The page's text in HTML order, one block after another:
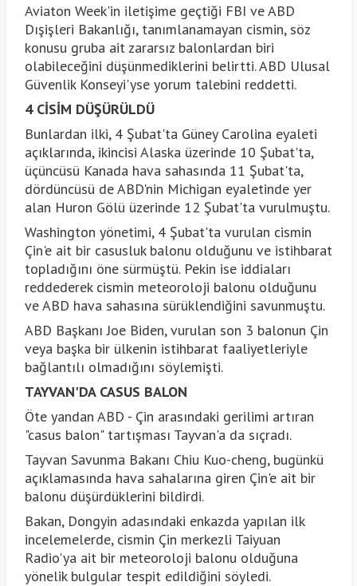
Aviaton Week'in iletişime geçtiği FBI ve ABD
Dışişleri Bakanlığı, tanımlanamayan cismin, söz
konusu gruba ait zararsız balonlardan biri
olabileceğini düşünmediklerini belirtti. ABD Ulusal
Güvenlik Konseyi'yse yorum talebini reddetti.
4 CİSİM DÜŞÜRÜLDÜ
Bunlardan ilki, 4 Şubat'ta Güney Carolina eyaleti
açıklarında, ikincisi Alaska üzerinde 10 Şubat'ta,
üçüncüsü Kanada hava sahasında 11 Şubat'ta,
dördüncüsü de ABD'nin Michigan eyaletinde yer
alan Huron Gölü üzerinde 12 Şubat'ta vurulmuştu.
Washington yönetimi, 4 Şubat'ta vurulan cismin
Çin'e ait bir casusluk balonu olduğunu ve istihbarat
topladığını öne sürmüştü. Pekin ise iddiaları
reddederek cismin meteoroloji balonu olduğunu
ve ABD hava sahasına sürüklendiğini savunmuştu.
ABD Başkanı Joe Biden, vurulan son 3 balonun Çin
veya başka bir ülkenin istihbarat faaliyetleriyle
bağlantılı olmadığını söylemişti.
TAYVAN'DA CASUS BALON
Öte yandan ABD - Çin arasındaki gerilimi artıran
"casus balon" tartışması Tayvan'a da sıçradı.
Tayvan Savunma Bakanı Chiu Kuo-cheng, bugünkü
açıklamasında hava sahalarına giren Çin'e ait bir
balonu düşürdüklerini bildirdi.
Bakan, Dongyin adasındaki enkazda yapılan ilk
incelemelerde, cismin Çin merkezli Taiyuan
Radio'ya ait bir meteoroloji balonu olduğuna
yönelik bulgular tespit edildiğini söyledi.